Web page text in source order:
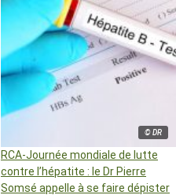
© DR
RCA-Journée mondiale de lutte
contre l’hépatite : le Dr Pierre
Somsé appelle à se faire dépister